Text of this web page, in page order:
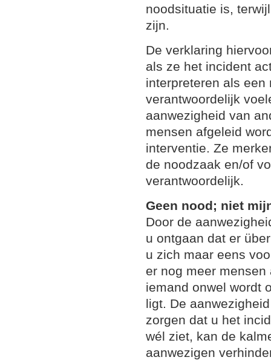
noodsituatie is,
zijn.
De verklaring
als ze het incident
interpreteren als
verantwoordelijk
aanwezigheid van
mensen afgeleid
interventie. Ze
de noodzaak en/of
verantwoordelijk.
Geen nood; niet
Door de
u ontgaan dat er
u zich maar eens
er nog meer
iemand onwel wordt
ligt. De
zorgen dat u het
wél ziet, kan de
aanwezigen